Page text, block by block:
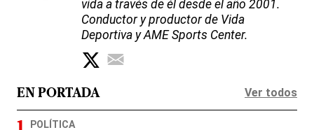
vida a través de él desde el año 2001.
Conductor y productor de Vida
Deportiva y AME Sports Center.
EN PORTADA Ver todos
POLÍTICA